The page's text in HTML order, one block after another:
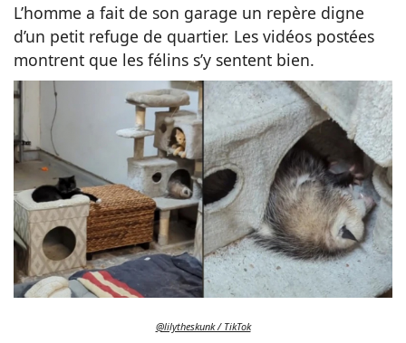
L’homme a fait de son garage un repère digne
d’un petit refuge de quartier. Les vidéos postées
montrent que les félins s’y sentent bien.
@lilytheskunk / TikTok